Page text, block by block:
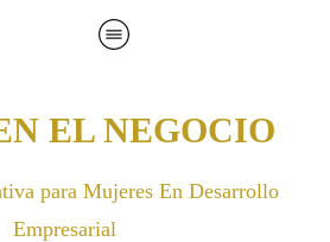
EL NEGOCIO
para Mujeres En Desarrollo
Empresarial